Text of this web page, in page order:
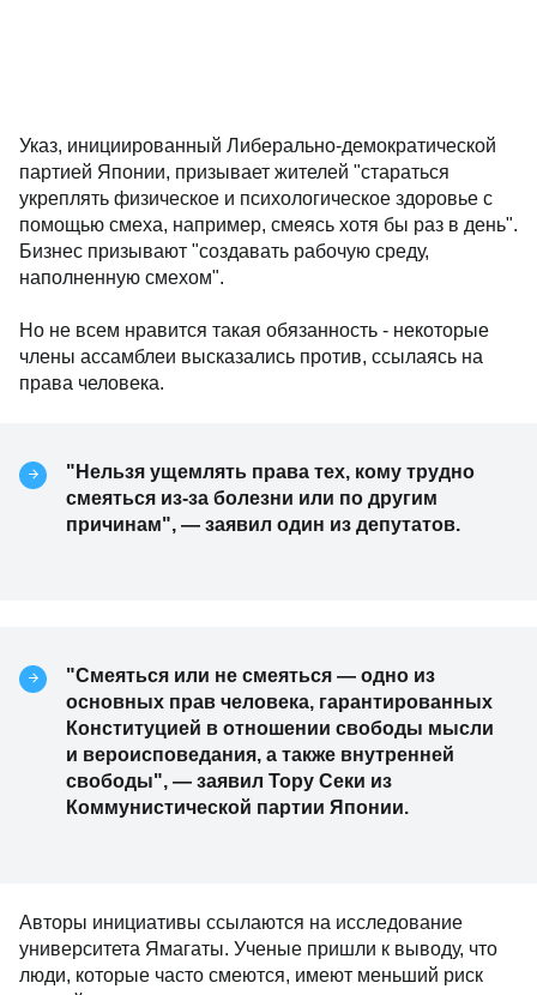
Указ, инициированный Либерально-демократической
партией Японии, призывает жителей "стараться
укреплять физическое и психологическое здоровье с
помощью смеха, например, смеясь хотя бы раз в день".
Бизнес призывают "создавать рабочую среду,
наполненную смехом".
Но не всем нравится такая обязанность - некоторые
члены ассамблеи высказались против, ссылаясь на
права человека.
"Нельзя ущемлять права тех, кому трудно
смеяться из-за болезни или по другим
причинам", — заявил один из депутатов.
"Смеяться или не смеяться — одно из
основных прав человека, гарантированных
Конституцией в отношении свободы мысли
и вероисповедания, а также внутренней
свободы", — заявил Тору Секи из
Коммунистической партии Японии.
Авторы инициативы ссылаются на исследование
университета Ямагаты. Ученые пришли к выводу, что
люди, которые часто смеются, имеют меньший риск